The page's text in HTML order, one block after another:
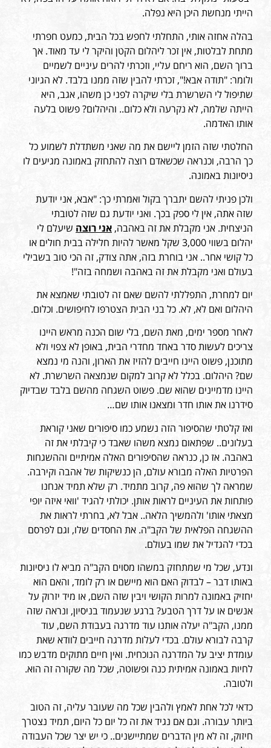
הייתי מנחשת היכן היא נפלה.
בהלה אחזה אותי, התחלתי לחפש בכל הבית, כמעט חפרתי
מתחת לבלטות, אין זכר ליהלום הקטן והיקר לי עד מאוד. אך
ברוך השם, הוא ריחם עליי, וזכרתי להרים עיניים לשמיים
ולומר: "תודה אבא!", זכרתי להבין שזה ממנו בלבד. לא הגיוני
שתיפול לי השרשרת בלי שיקרה לפני כן משהו, אגב, היא
הייתה שלמה, לא נקרעה ולא כלום.. והיהלום? פשוט בלעה
אותו האדמה.
החלטתי שזה הזמן ליישם את מה שאני משתדלת לשמוע כל
כך הרבה, וכנראה שכשאדם רוצה להתחזק באמונה מגיעים לו
ניסיונות באמונה.
ולכן פניתי להשם יתברך בקול ואמרתי כך: "אבא, אני יודעת
שזה אתה, אין לי ספק בכך. ואני יודעת גם שזה לטובתי
הניצחית. אני מקבלת את זה באהבה, אני רוצה שיעלם לי
יהלום בשווי 3,000 שקל מאשר להיות חלילה בבית חולים או
כל קושי אחר.. אני בוחרת בזה, אתה צודק, זה הכי טוב בשבילי
בעולם ואני מקבלת את זה באהבה ושמחה בזה"!
יום למחרת, התפללתי להשם שאם זה לטובתי שאמצא את
היהלום ואם לא, לא. כל בני הבית הצטרפו לחיפושים. וכלום.
לאחר מספר ימים, מאת השם, בלי שום הכנה מראש היינו
צריכים לעשות סדר באחד מחדרי הבית, באופן לא צפוי ולא
מתוכנן, פשוט היינו חייבים להזיז את הארון, והנה מי נמצא
שם? היהלום. בכלל לא קרוב למקום שנמצאה השרשרת. לא
היינו מדמיינים שהוא שם. פשוט השגחה מהשם בלבד שבדיוק
סידרנו את אותו חדר ומצאנו אותו שם…
ואז קלטתי שהסיפור הזה נשמע כמו סיפורים שאני קוראת
בעלונים.. שפתאום נמצא משהו שאבד כי קיבלתי את זה
באהבה. אז כן, כנראה שהסיפורים האלה אמיתיים וההשגחות
הפרטיות האלה מבורא עולם, הן כנשיקות של אהבה וקירבה.
שמראה לך שהוא פה, קרוב מתמיד. רק שלא תמיד אנחנו
פותחות את העיניים לראות אותן. יכולתי להגיד 'וואי איזה יופי
מצאתי אותו' ולהמשיך הלאה.. אבל לא, בחרתי לראות את
ההשגחה הפלאית של הקב"ה. את החסדים שלו, וגם לפרסם
בכדי להגדיל את שמו בעולם.
ונדע, שכל מי שמתחזק במשהו מסוים הקב"ה מביא לו ניסיונות
באותו דבר – לבדוק האם הוא מיישם או רק לומד, והאם הוא
יחזיק באמונה למרות הקושי ויבין שזה השם, או מיד יזרוק על
אנשים או על דרך הטבע? ברגע שנעמוד בניסיון, ונראה שזה
ממנו, הקב"ה יעלה אותנו עוד מדרגה בעבודת השם, עוד
קרבה לבורא עולם. בכדי לעלות מדרגה חייבים לוודא שאת
עומדת יציב על המדרגה הנוכחית. ואין חיים מתוקים מדבש כמו
לחיות באמונה אמיתית כנה ופשוטה, שכל מה שקורה זה הוא.
ולטובה.
כדאי לכל אחת לאמץ ולהבין שכל מה שעובר עליה, זה הטוב
ביותר עבורה. וגם אם נגיד את זה כל יום כל היום, תמיד נצטרך
חיזוק, זה לא מין הדברים שמתיישנים.. כי יש יצר שכל העבודה